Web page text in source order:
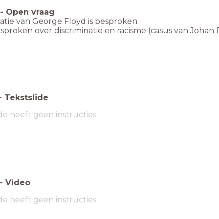
- Open vraag
van George Floyd is besproken
over discriminatie en racisme (casus van Johan
Tekstslide
heeft geen instructies
- Video
heeft geen instructies